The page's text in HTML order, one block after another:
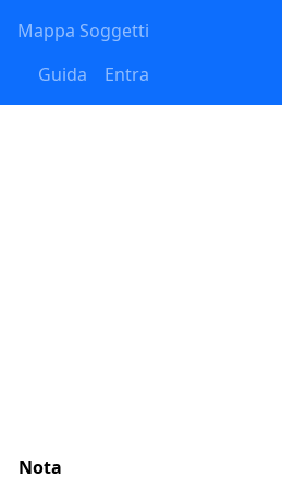
Mappa Soggetti
Guida
Entra
Nota